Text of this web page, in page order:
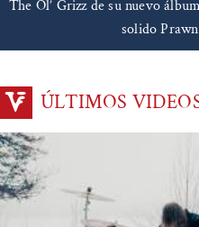
The Ol’ Grizz de su nuevo
solido
ÚLTIMOS